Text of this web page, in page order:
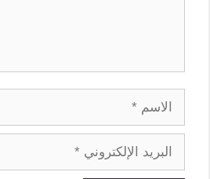
الاسم
البريد
الإلكتروني